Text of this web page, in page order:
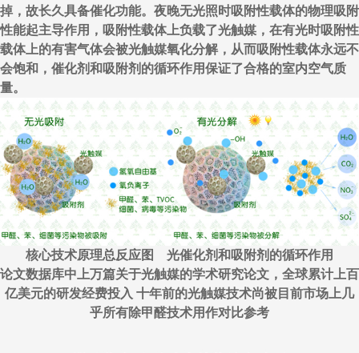
掉，故长久具备催化功能。夜晚无光照时吸附性载体的物理吸附
性能起主导作用，吸附性载体上负载了光触媒，在有光时吸附性
载体上的有害气体会被光触媒氧化分解，从而吸附性载体永远不
会饱和，催化剂和吸附剂的循环作用保证了合格的室内空气质
量。
核心技术原理总反应图 光催化剂和吸附剂的循环作用
论文数据库中上万篇关于光触媒的学术研究论文，全球累计上百
亿美元的研发经费投入 十年前的光触媒技术尚被目前市场上几
乎所有除甲醛技术用作对比参考